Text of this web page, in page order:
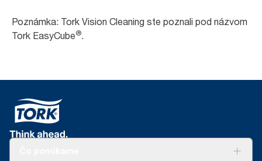
Poznámka: Tork Vision Cleaning ste poznali pod názvom
Tork EasyCube®.